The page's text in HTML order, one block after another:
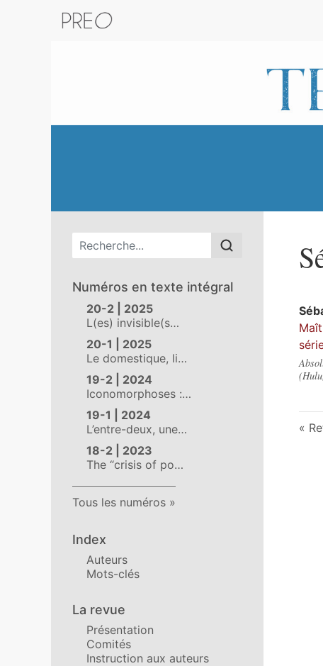
Menu principal
Numéros en texte intégral
20-2 | 2025
L(es) invisible(s…
20-1 | 2025
Le domestique, li…
19-2 | 2024
Iconomorphoses :…
19-1 | 2024
L’entre-deux, une…
18-2 | 2023
The “crisis of po…
Tous les numéros
Index
Auteurs
Mots-clés
La revue
Présentation
Comités
Instruction aux auteurs